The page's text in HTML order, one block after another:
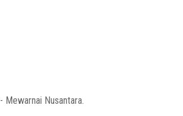
- Mewarnai Nusantara.